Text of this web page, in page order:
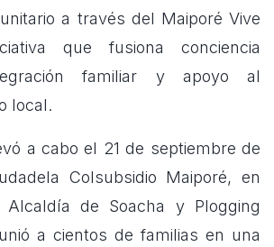
a través del Maiporé Vive
que fusiona conciencia
familiar y apoyo al
local.
a cabo el 21 de septiembre de
Colsubsidio Maiporé, en
de Soacha y Plogging
a cientos de familias en una